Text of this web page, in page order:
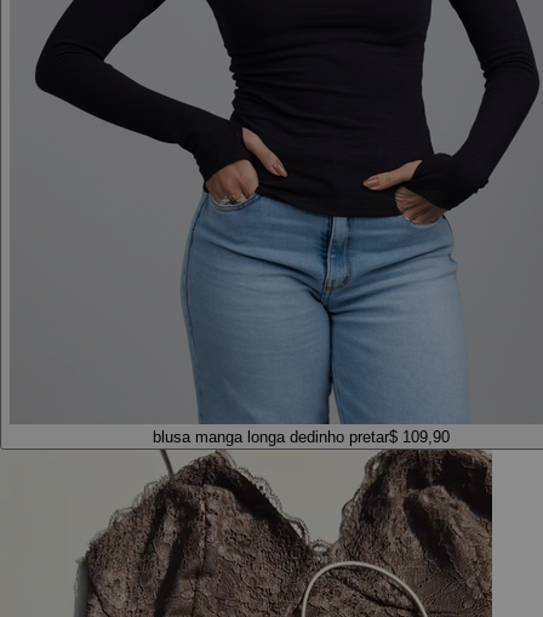
blusa manga longa dedinho pretar$ 109,90